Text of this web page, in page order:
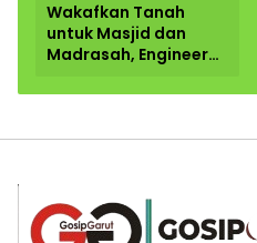
Wakafkan Tanah
untuk Masjid dan
Madrasah, Engineer
Garut Dorong
Pendidikan